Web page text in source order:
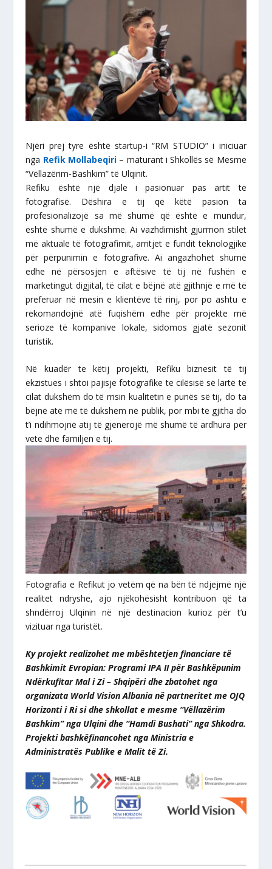
Njëri prej tyre është startup-i “RM STUDIO” i iniciuar
nga Refik Mollabeqiri– maturant i Shkollës së Mesme
“Vëllazërim-Bashkim” të Ulqinit.
Refiku është një djalë i pasionuar pas artit të
fotografisë. Dëshira e tij që këtë pasion ta
profesionalizojë sa më shumë që është e mundur,
është shumë e dukshme. Ai vazhdimisht gjurmon stilet
më aktuale të fotografimit, arritjet e fundit teknologjike
për përpunimin e fotografive. Ai angazhohet shumë
edhe në përsosjen e aftësive të tij në fushën e
marketingut digjital, të cilat e bëjnë atë gjithnjë e më të
preferuar në mesin e klientëve të rinj, por po ashtu e
rekomandojnë atë fuqishëm edhe për projekte më
serioze të kompanive lokale, sidomos gjatë sezonit
turistik.
Në kuadër te këtij projekti, Refiku biznesit të tij
ekzistues i shtoi pajisje fotografike te cilësisë së lartë të
cilat dukshëm do të rrisin kualitetin e punës së tij, do ta
bëjnë atë më të dukshëm në publik, por mbi të gjitha do
t’i ndihmojnë atij të gjenerojë më shumë të ardhura për
vete dhe familjen e tij.
Fotografia e Refikut jo vetëm që na bën të ndjejmë një
realitet ndryshe, ajo njëkohësisht kontribuon që ta
shndërroj Ulqinin në një destinacion kurioz për t’u
vizituar nga turistët.
Ky projekt realizohet me mbështetjen financiare të
Bashkimit Evropian: Programi IPA II për Bashkëpunim
Ndërkufitar Mal i Zi – Shqipëri dhe zbatohet nga
organizata World Vision Albania në partneritet me OJQ
Horizonti i Ri si dhe shkollat e mesme “Vëllazërim
Bashkim” nga Ulqini dhe “Hamdi Bushati” nga Shkodra.
Projekti bashkëfinancohet nga Ministria e
Administratës Publike e Malit të Zi.